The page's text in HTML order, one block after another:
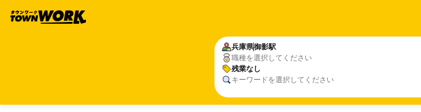
兵庫県御影駅
職種を選択してください
残業なし
キーワードを選択してください